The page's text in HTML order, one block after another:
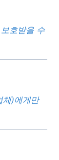
호받을 수
체)에게만